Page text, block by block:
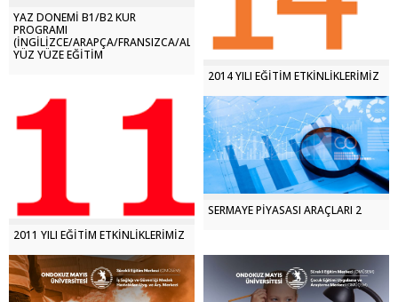
YAZ DÖNEMİ B1/B2 KUR
PROGRAMI
(İNGİLİZCE/ARAPÇA/FRANSIZCA/ALMANCA)
YÜZ YÜZE EĞİTİM
2014 YILI EĞİTİM ETKİNLİKLERİMİZ
2011 YILI EĞİTİM ETKİNLİKLERİMİZ
SERMAYE PİYASASI ARAÇLARI 2